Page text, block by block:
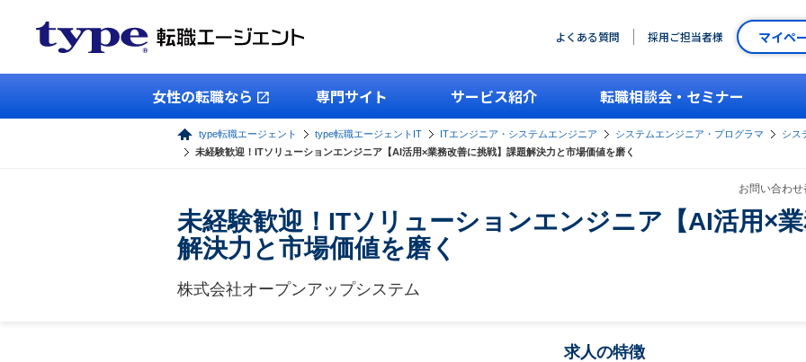
よくある質問 採用ご担当者様 マイペ
女性の転職なら 専門サイト サービス紹介 転職相談会・セミナー
type転職エージェント type転職エージェントIT ITエンジニア・システムエンジニア システムエンジニア・プログラマ
シス
未経験歓迎！ITソリューションエンジニア【AI活用×業務改善に挑戦】課題解決力と市場価値を磨く
お問い合わ
未経験歓迎！ITソリューションエンジニア【AI活用×
解決力と市場価値を磨く
株式会社オープンアップシステム
求人の特徴